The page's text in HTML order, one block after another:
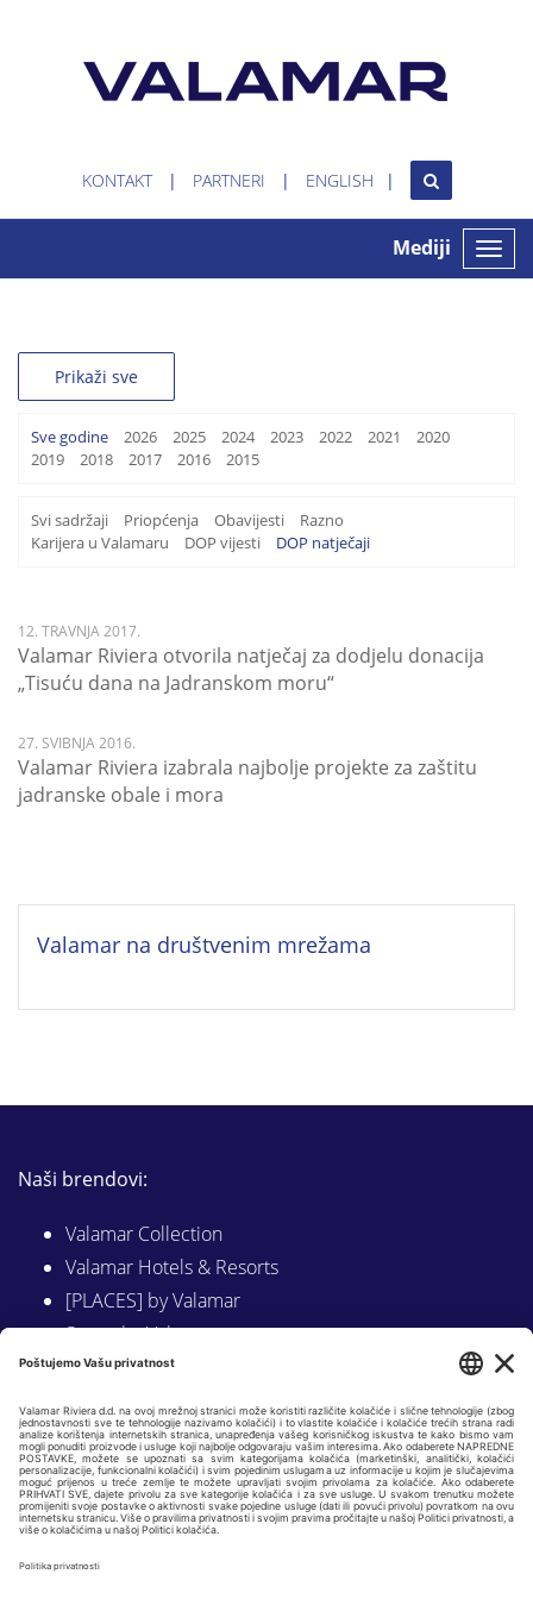
KONTAKT PARTNERI ENGLISH
Toggle
Mediji
Prikaži sve
Sve godine 2026 2025 2024 2023 2022 2021
2020
2019
2018 2017 2016 2015
Svi sadržaji Priopćenja Obavijesti
Razno
Karijera u Valamaru
DOP vijesti DOP natječaji
12. TRAVNJA 2017.
Valamar Riviera otvorila natječaj za dodjelu donacija
„Tisuću dana na Jadranskom moru“
27. SVIBNJA 2016.
Valamar Riviera izabrala najbolje projekte za zaštitu
jadranske obale i mora
Valamar na društvenim mrežama
Naši brendovi:
Valamar Collection
Valamar Hotels & Resorts
[PLACES] by Valamar
Sunny by Valamar
Valamar Camping
Istraži na Valamar.com
Slijedite nas na: